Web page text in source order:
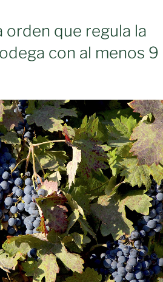
orden que regula la
con al menos 9